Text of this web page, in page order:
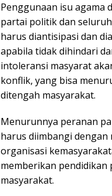
Penggunaan isu agama
partai politik dan
harus diantisipasi dan
apabila tidak dihindari
intoleransi masyarat
konflik, yang bisa
ditengah masyarakat.
Menurunnya peranan
harus diimbangi dengan
organisasi
memberikan pendidikan
masyarakat.